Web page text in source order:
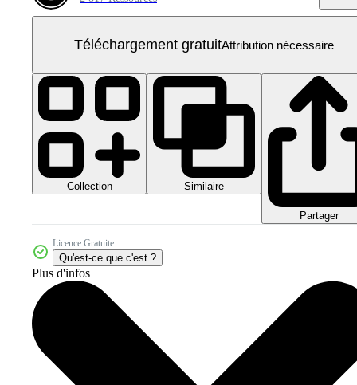
Téléchargement gratuitAttribution nécessaire
Collection Similaire
Partager
Licence Gratuite
Qu'est-ce que c'est ?
Plus d'infos